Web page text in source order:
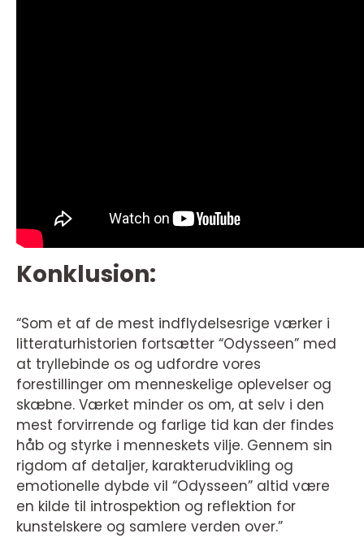
Konklusion:
“Som et af de mest indflydelsesrige værker i
litteraturhistorien fortsætter “Odysseen” med
at tryllebinde os og udfordre vores
forestillinger om menneskelige oplevelser og
skæbne. Værket minder os om, at selv i den
mest forvirrende og farlige tid kan der findes
håb og styrke i menneskets vilje. Gennem sin
rigdom af detaljer, karakterudvikling og
emotionelle dybde vil “Odysseen” altid være
en kilde til introspektion og reflektion for
kunstelskere og samlere verden over.”